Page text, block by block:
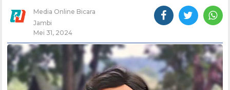
Media Online Bicara
Jambi
Mei 31, 2024